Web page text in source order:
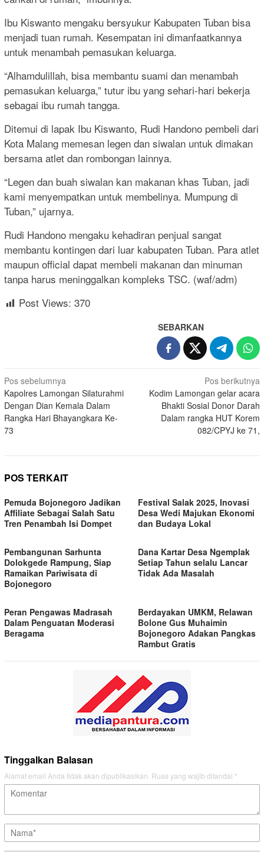
Ibu Kiswanto mengaku bersyukur Kabupaten Tuban bisa
menjadi tuan rumah. Kesempatan ini dimanfaatkannya
untuk menambah pemasukan keluarga.
“Alhamdulillah, bisa membantu suami dan menambah
pemasukan keluarga,” tutur ibu yang sehari-hari bekerja
sebagai ibu rumah tangga.
Ditemui di lapak Ibu Kiswanto, Rudi Handono pembeli dari
Kota Malang memesan legen dan siwalan untuk dimakan
bersama atlet dan rombongan lainnya.
“Legen dan buah siwalan kan makanan khas Tuban, jadi
kami menyempatkan untuk membelinya. Mumpung di
Tuban,” ujarnya.
Rudi Handono mengaku kehadiran penjual sangat
membantu kontingen dari luar kabupaten Tuban. Para atlet
maupun official dapat membeli makanan dan minuman
tanpa harus meninggalkan kompleks TSC. (waf/adm)
Post Views: 370
SEBARKAN
Navigasi
pos
Pos sebelumnya
Kapolres Lamongan Silaturahmi
Dengan Dian Kemala Dalam
Rangka Hari Bhayangkara Ke-
73
Pos berikutnya
Kodim Lamongan gelar acara
Bhakti Sosial Donor Darah
Dalam rangka HUT Korem
082/CPYJ ke 71,
POS TERKAIT
Pemuda Bojonegoro Jadikan
Affiliate Sebagai Salah Satu
Tren Penambah Isi Dompet
Festival Salak 2025, Inovasi
Desa Wedi Majukan Ekonomi
dan Budaya Lokal
Pembangunan Sarhunta
Dolokgede Rampung, Siap
Ramaikan Pariwisata di
Bojonegoro
Dana Kartar Desa Ngemplak
Setiap Tahun selalu Lancar
Tidak Ada Masalah
Peran Pengawas Madrasah
Dalam Penguatan Moderasi
Beragama
Berdayakan UMKM, Relawan
Bolone Gus Muhaimin
Bojonegoro Adakan Pangkas
Rambut Gratis
Tinggalkan Balasan
Alamat email Anda tidak akan dipublikasikan. Ruas yang wajib ditandai *